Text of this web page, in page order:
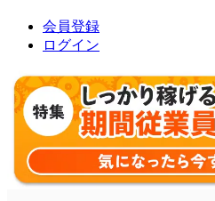
会員登録
ログイン